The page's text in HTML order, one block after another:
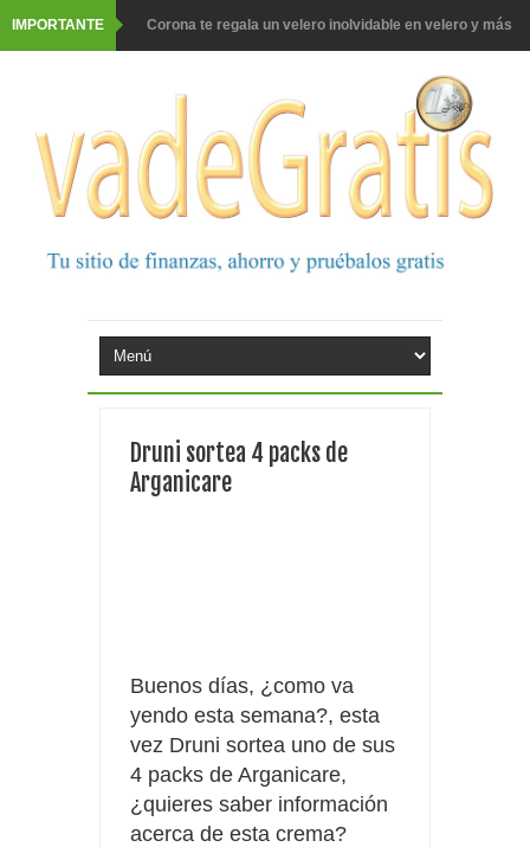
IMPORTANTE Corona te regala un velero inolvidable en velero y más
Comprar Asevi tiene premio, nevera y un año de
productos
El milagrito te lleva a Sevilla
Fuze Tea regala 100 premios al día
Consigue una Nintendo Switch y un viaje con Enjoy
Tu rutina de belleza tiene recompensa con Philips
Druni sortea 4 packs de
Arganicare
Buenos días, ¿como va
yendo esta semana?, esta
vez Druni sortea uno de sus
4 packs de Arganicare,
¿quieres saber información
acerca de esta crema?